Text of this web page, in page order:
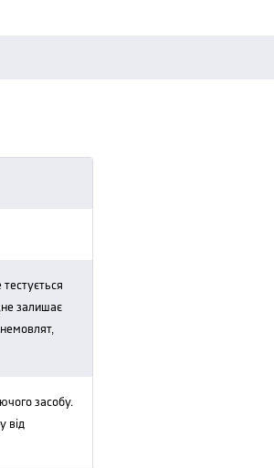
залишає
немовлят,
від